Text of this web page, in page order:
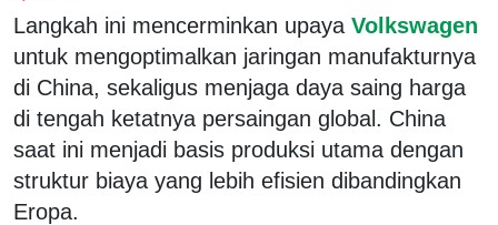
Langkah ini mencerminkan upaya Volkswagen
untuk mengoptimalkan jaringan manufakturnya
di China, sekaligus menjaga daya saing harga
di tengah ketatnya persaingan global. China
saat ini menjadi basis produksi utama dengan
struktur biaya yang lebih efisien dibandingkan
Eropa.